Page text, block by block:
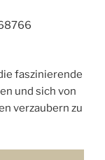
faszinierende
und sich von
verzaubern zu